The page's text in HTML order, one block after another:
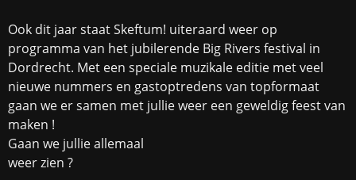
Ook dit jaar staat Skeftum! uiteraard weer op
programma van het jubilerende Big Rivers festival in
Dordrecht. Met een speciale muzikale editie met veel
nieuwe nummers en gastoptredens van topformaat
gaan we er samen met jullie weer een geweldig feest van
maken !
Gaan we jullie allemaal
weer zien ?